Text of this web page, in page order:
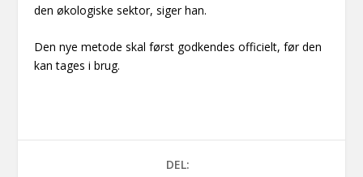
den økologiske sektor, siger han.
Den nye metode skal først godkendes officielt, før den
kan tages i brug.
DEL: